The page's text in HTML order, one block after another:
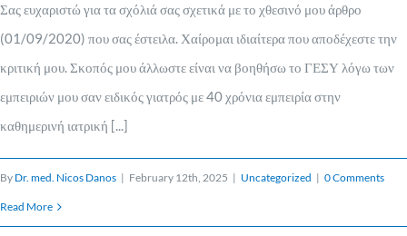
Σας ευχαριστώ για τα σχόλιά σας σχετικά με το χθεσινό μου άρθρο
(01/09/2020) που σας έστειλα. Χαίρομαι ιδιαίτερα που αποδέχεστε την
κριτική μου. Σκοπός μου άλλωστε είναι να βοηθήσω το ΓΕΣΥ λόγω των
εμπειριών μου σαν ειδικός γιατρός με 40 χρόνια εμπειρία στην
καθημερινή ιατρική [...]
By Dr. med. Nicos Danos | February 12th, 2025 | Uncategorized | 0 Comments
Read More